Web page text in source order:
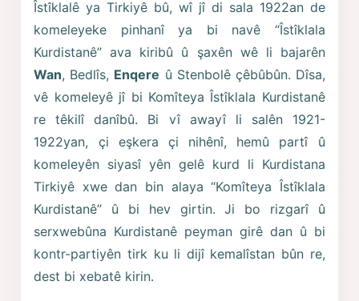
Îstîklalê ya Tirkiyê bû, wî jî di sala 1922an de
komeleyeke pinhanî ya bi navê “Îstîklala
Kurdistanê” ava kiribû û şaxên wê li bajarên
Wan, Bedlîs, Enqere û Stenbolê çêbûbûn. Dîsa,
vê komeleyê jî bi Komîteya Îstîklala Kurdistanê
re têkilî danîbû. Bi vî awayî li salên 1921-
1922yan, çi eşkera çi nihênî, hemû partî û
komeleyên siyasî yên gelê kurd li Kurdistana
Tirkiyê xwe dan bin alaya “Komîteya Îstîklala
Kurdistanê” û bi hev girtin. Ji bo rizgarî û
serxwebûna Kurdistanê peyman girê dan û bi
kontr-partiyên tirk ku li dijî kemalîstan bûn re,
dest bi xebatê kirin.